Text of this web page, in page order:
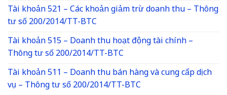
Tài khoản 521 – Các khoản giảm trừ doanh thu – Thông
tư số 200/2014/TT-BTC
Tài khoản 515 – Doanh thu hoạt động tài chính –
Thông tư số 200/2014/TT-BTC
Tài khoản 511 – Doanh thu bán hàng và cung cấp dịch
vụ – Thông tư số 200/2014/TT-BTC